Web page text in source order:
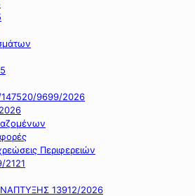
9699/2026
Περιφερειών
2121
13912/2026